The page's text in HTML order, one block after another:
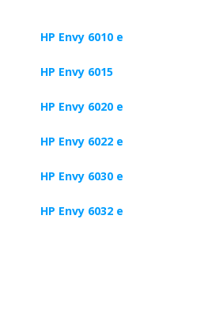
HP Envy 6010 e
HP Envy 6015
HP Envy 6020 e
HP Envy 6022 e
HP Envy 6030 e
HP Envy 6032 e